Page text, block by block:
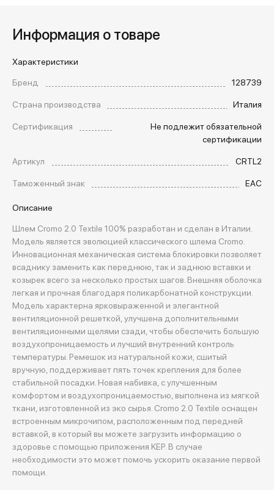
Информация о товаре
Характеристики
Бренд
128739
Страна производства
Италия
Сертификация
Не подлежит обязательной
сертификации
Артикул
CRTL2
Таможенный знак
EAC
Описание
Шлем Cromo 2.0 Textile 100% разработан и сделан в Италии.
Модель является эволюцией классического шлема Cromo.
Инновационная механическая система блокировки позволяет
всаднику заменить как переднюю, так и заднюю вставки и
козырек всего за несколько простых шагов. Внешняя оболочка
легкая и прочная благодаря поликарбонатной конструкции.
Модель характерна ярковыраженной и элегантной
вентиляционной решеткой, улучшена дополнительными
вентиляционными щелями сзади, чтобы обеспечить большую
воздухопроницаемость и лучший внутренний контроль
температуры. Ремешок из натуральной кожи, сшитый
вручную, поддерживает пять точек крепления для более
стабильной посадки. Новая набивка, с улучшенным
комфортом и воздухопроницаемостью, выполнена из мягкой
ткани, изготовленной из эко сырья. Cromo 2.0 Textile оснащен
встроенным микрочипом, расположенным под передней
вставкой, в который вы можете загрузить информацию о
здоровье с помощью приложения KEP. В случае
необходимости это может помочь ускорить оказание первой
помощи.